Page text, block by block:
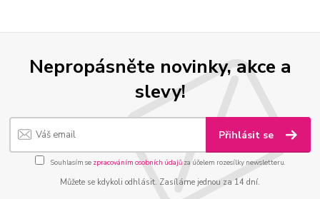
Nepropásněte novinky, akce a
slevy!
Přihlásit se
Souhlasím se zpracováním osobních údajůza účelem rozesílky newsletteru.
Můžete se kdykoli odhlásit. Zasíláme jednou za 14 dní.